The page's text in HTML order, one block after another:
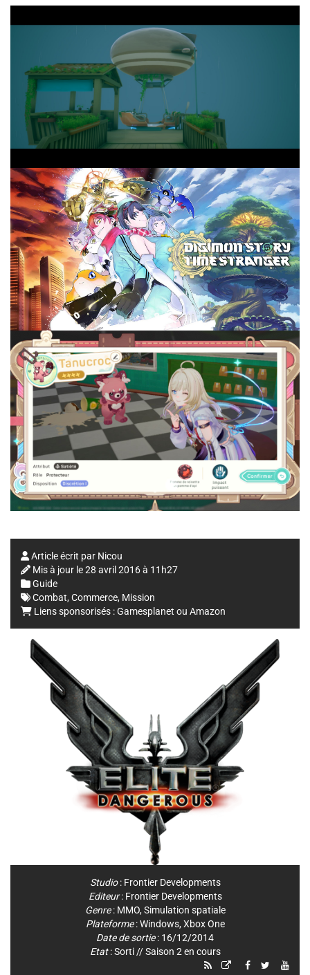
Article écrit par Nicou
Mis à jour le28 avril 2016 à 11h27
Guide
Combat, Commerce, Mission
Liens sponsorisés :Gamesplanet ou Amazon
Studio: Frontier Developments
Editeur: Frontier Developments
Genre: MMO, Simulation spatiale
Plateforme:Windows, Xbox One
Date de sortie: 16/12/2014
Etat: Sorti // Saison 2 en cours